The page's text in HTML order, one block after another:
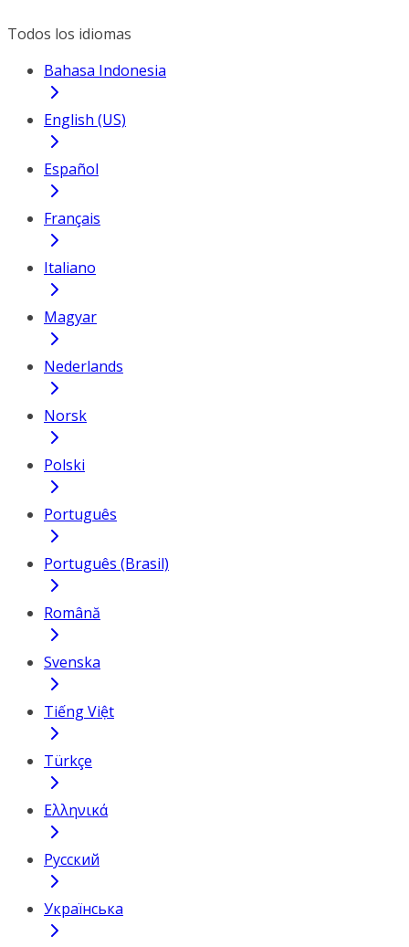
Todos los idiomas
Bahasa Indonesia
English (US)
Español
Français
Italiano
Magyar
Nederlands
Norsk
Polski
Português
Português (Brasil)
Română
Svenska
Tiếng Việt
Türkçe
Ελληνικά
Русский
Українська